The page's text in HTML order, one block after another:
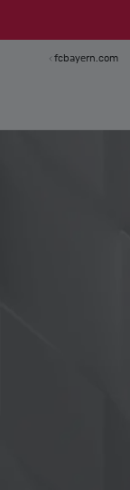
fcbayern.com